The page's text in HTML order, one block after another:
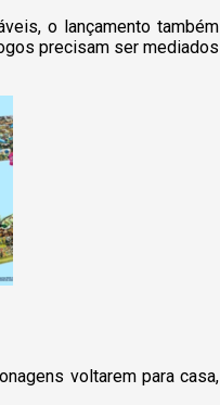
o lançamento também
precisam ser mediados
voltarem para casa,